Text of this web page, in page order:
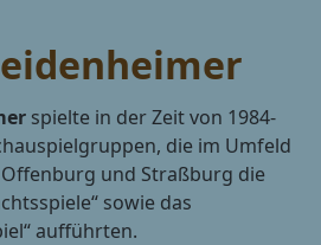
spielte in der Zeit von 1984-
die im Umfeld
und Straßburg die
sowie das
aufführten.